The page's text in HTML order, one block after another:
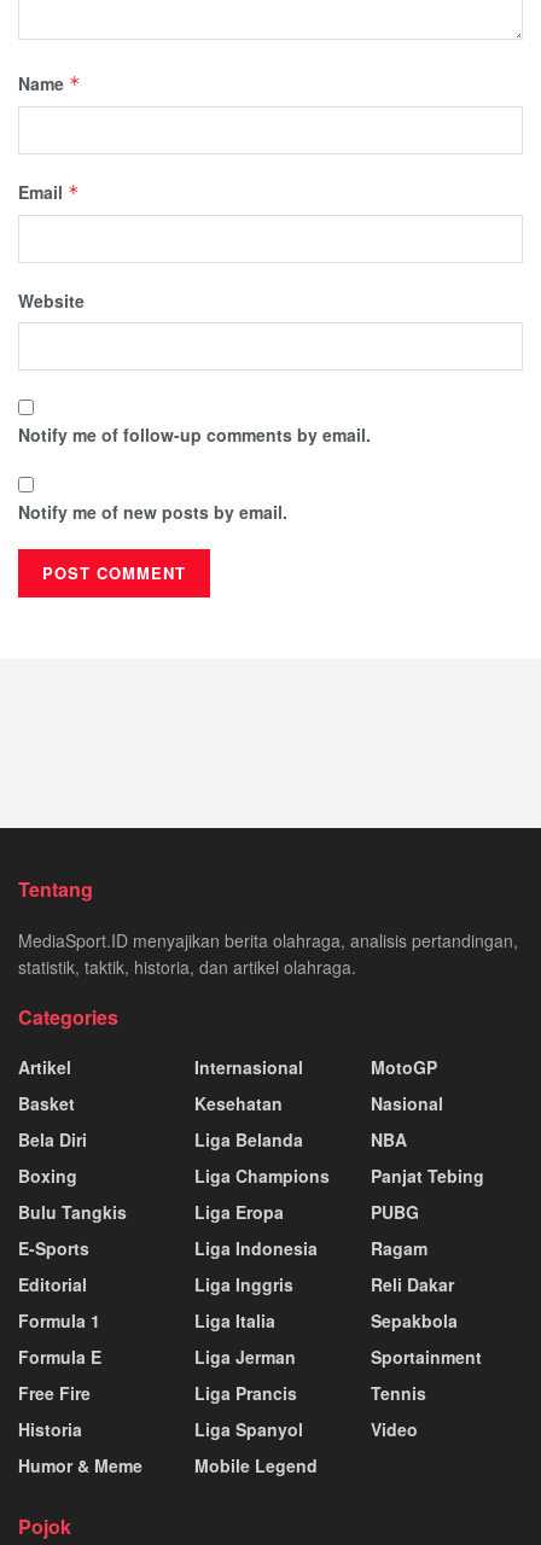
Name *
Email *
Website
Notify me of follow-up comments by email.
Notify me of new posts by email.
Tentang
MediaSport.ID menyajikan berita olahraga, analisis pertandingan,
statistik, taktik, historia, dan artikel olahraga.
Categories
Artikel
Basket
Bela Diri
Boxing
Bulu Tangkis
E-Sports
Editorial
Formula 1
Formula E
Free Fire
Historia
Humor & Meme
Internasional
Kesehatan
Liga Belanda
Liga Champions
Liga Eropa
Liga Indonesia
Liga Inggris
Liga Italia
Liga Jerman
Liga Prancis
Liga Spanyol
Mobile Legend
MotoGP
Nasional
NBA
Panjat Tebing
PUBG
Ragam
Reli Dakar
Sepakbola
Sportainment
Tennis
Video
Pojok